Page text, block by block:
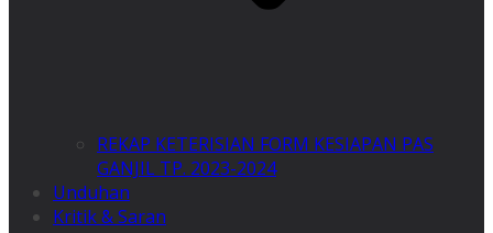
REKAP KETERISIAN FORM KESIAPAN PAS
GANJIL TP. 2023-2024
Unduhan
Kritik & Saran